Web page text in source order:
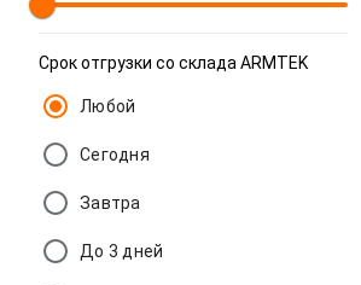
Срок отгрузки со склада ARMTEK
Любой
Сегодня
Завтра
До 3 дней